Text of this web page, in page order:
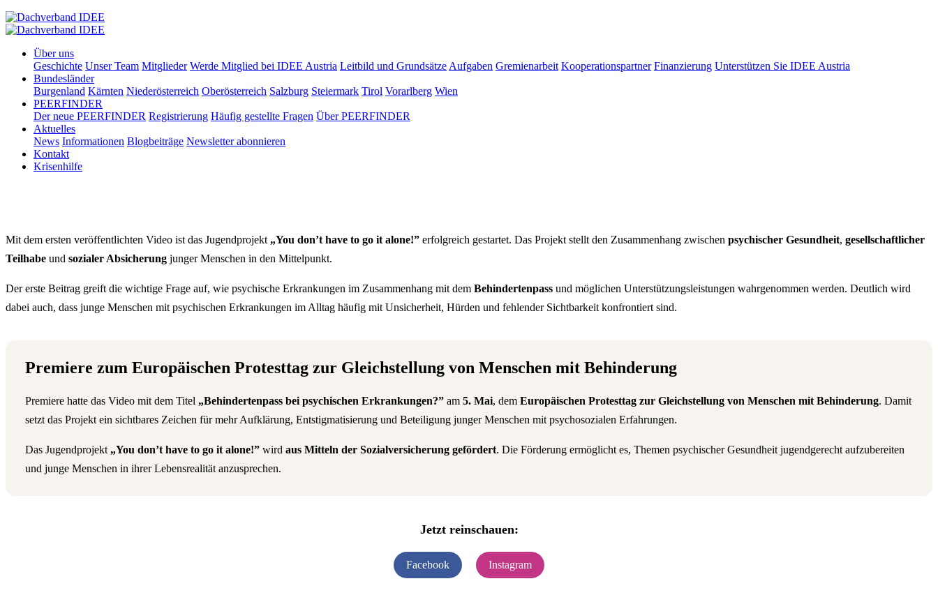
Über uns
Geschichte Unser Team Mitglieder Werde Mitglied bei IDEE Austria Leitbild und Grundsätze Aufgaben Gremienarbeit Kooperationspartner Finanzierung Unterstützen Sie IDEE Austria
Bundesländer
Burgenland Kärnten Niederösterreich Oberösterreich Salzburg Steiermark Tirol Vorarlberg Wien
PEERFINDER
Der neue PEERFINDER Registrierung Häufig gestellte Fragen Über PEERFINDER
Aktuelles
News Informationen Blogbeiträge Newsletter abonnieren
Kontakt
Krisenhilfe
Mit dem ersten veröffentlichten Video ist das Jugendprojekt „You don’t have to go it alone!” erfolgreich gestartet. Das Projekt stellt den Zusammenhang zwischen psychischer Gesundheit, gesellschaftlicher
Teilhabe und sozialer Absicherung junger Menschen in den Mittelpunkt.
Der erste Beitrag greift die wichtige Frage auf, wie psychische Erkrankungen im Zusammenhang mit dem Behindertenpass und möglichen Unterstützungsleistungen wahrgenommen werden. Deutlich wird
dabei auch, dass junge Menschen mit psychischen Erkrankungen im Alltag häufig mit Unsicherheit, Hürden und fehlender Sichtbarkeit konfrontiert sind.
Premiere zum Europäischen Protesttag zur Gleichstellung von Menschen mit Behinderung
Premiere hatte das Video mit dem Titel „Behindertenpass bei psychischen Erkrankungen?” am 5. Mai, dem Europäischen Protesttag zur Gleichstellung von Menschen mit Behinderung. Damit
setzt das Projekt ein sichtbares Zeichen für mehr Aufklärung, Entstigmatisierung und Beteiligung junger Menschen mit psychosozialen Erfahrungen.
Das Jugendprojekt „You don’t have to go it alone!” wird aus Mitteln der Sozialversicherung gefördert. Die Förderung ermöglicht es, Themen psychischer Gesundheit jugendgerecht aufzubereiten
und junge Menschen in ihrer Lebensrealität anzusprechen.
Jetzt reinschauen:
Facebook Instagram